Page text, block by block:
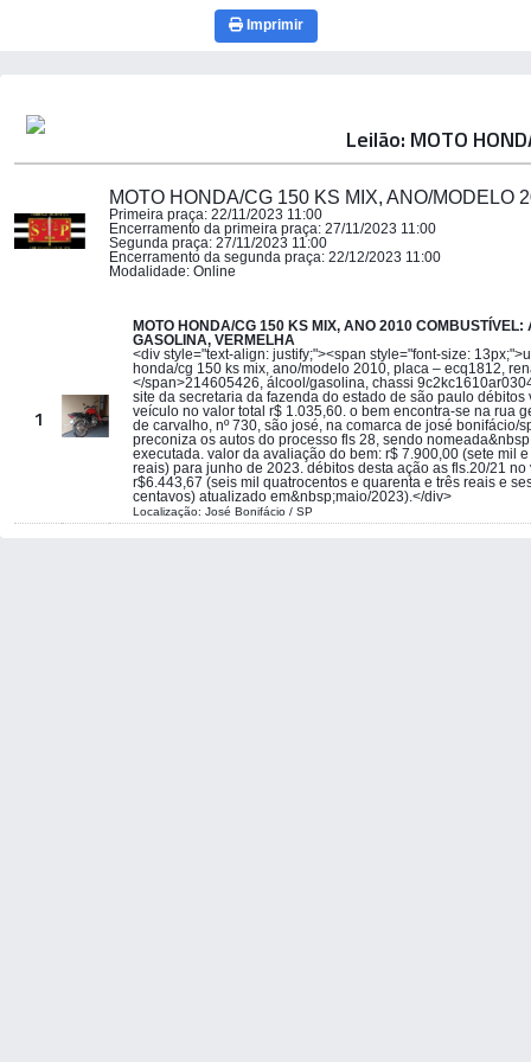
Imprimir
Leilão: MOTO
MOTO HONDA/CG 150 KS MIX, ANO/MODELO
Primeira praça: 22/11/2023 11:00
Encerramento da primeira praça: 27/11/2023 11:00
Segunda praça: 27/11/2023 11:00
Encerramento da segunda praça: 22/12/2023 11:00
Modalidade: Online
1
MOTO HONDA/CG 150 KS MIX, ANO 2010 COMBUSTÍVEL:
GASOLINA, VERMELHA
<div style="text-align: justify;"><span style="font-size:
honda/cg 150 ks mix, ano/modelo 2010, placa – ecq1812,
</span>214605426, álcool/gasolina, chassi
site da secretaria da fazenda do estado de são paulo débitos
veículo no valor total r$ 1.035,60. o bem encontra-se na rua
de carvalho, nº 730, são josé, na comarca de josé bonifácio/
preconiza os autos do processo fls 28, sendo
executada. valor da avaliação do bem: r$ 7.900,00 (sete mil
reais) para junho de 2023. débitos desta ação as fls.20/21 no
r$6.443,67 (seis mil quatrocentos e quarenta e três reais e
centavos) atualizado em&nbsp;maio/2023).</div>
Localização: José Bonifácio / SP